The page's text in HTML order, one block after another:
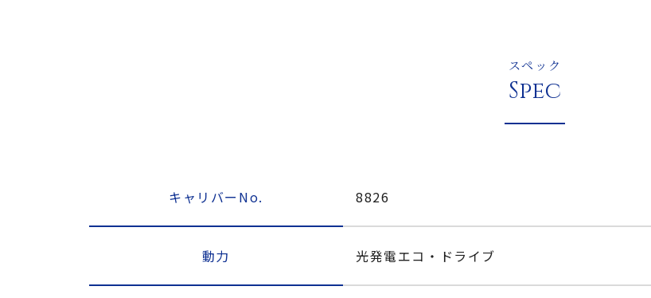
スペック
Spec
キャリバーNo. 8826
動力 光発電エコ・ドライブ